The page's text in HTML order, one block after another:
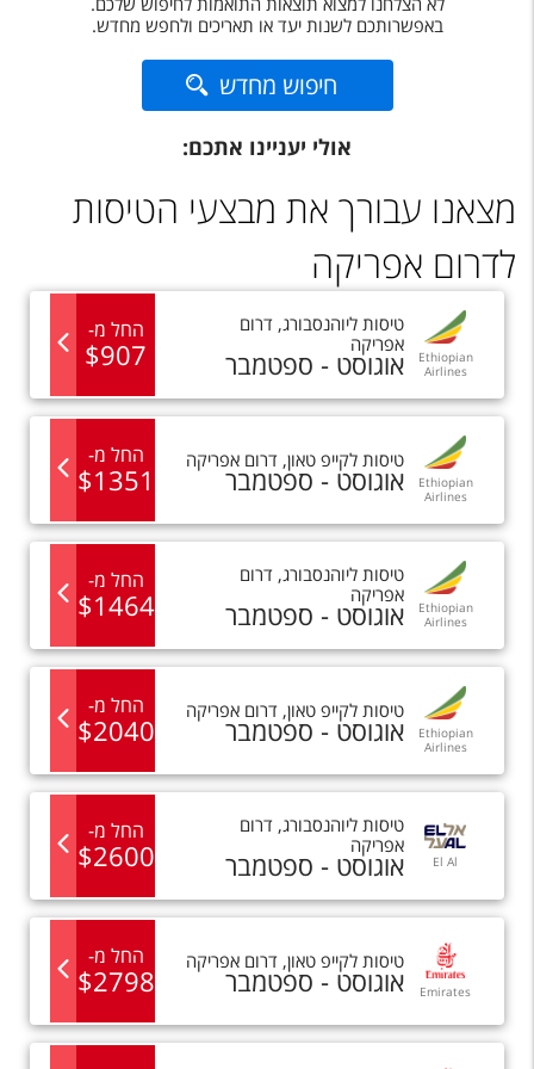
טיסות לחו"ל
מלונות בחו"ל
מגזין אשת
שירות לקוחות
טופס צור קשר
תקנון
נגישות
עקבו אחרינו
באפשרותכם לשנות יעד או תאריכים ולחפש מחדש.
חיפוש מחדש
אולי יעניינו אתכם:
מצאנו עבורך את מבצעי הטיסות
לדרום אפריקה
Ethiopian
Airlines
טיסות ליוהנסבורג, דרום
אפריקה
אוגוסט - ספטמבר
החל מ-
$907
Ethiopian
Airlines
טיסות לקייפ טאון, דרום אפריקה
אוגוסט - ספטמבר
החל מ-
$1351
Ethiopian
Airlines
טיסות ליוהנסבורג, דרום
אפריקה
אוגוסט - ספטמבר
החל מ-
$1464
Ethiopian
Airlines
טיסות לקייפ טאון, דרום אפריקה
אוגוסט - ספטמבר
החל מ-
$2040
El Al
טיסות ליוהנסבורג, דרום
אפריקה
אוגוסט - ספטמבר
החל מ-
$2600
Emirates
טיסות לקייפ טאון, דרום אפריקה
אוגוסט - ספטמבר
החל מ-
$2798